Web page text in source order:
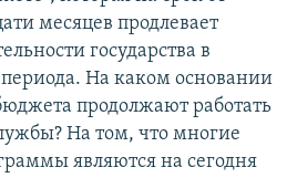
месяцев продлевает
государства в
На каком основании
продолжают работать
На том, что многие
являются на сегодня